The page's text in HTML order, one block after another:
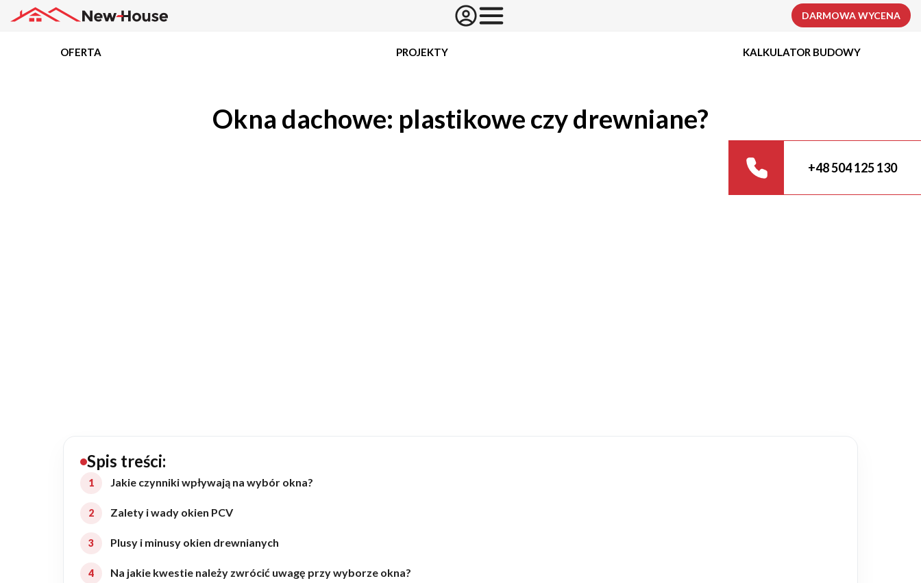
Rezydencje
Rozbudowa
Remonty
DARMOWA WYCENA
OFERTA PROJEKTY KALKULATOR BUDOWY
Okna dachowe: plastikowe czy drewniane?
+48 504 125 130
Spis treści:
Jakie czynniki wpływają na wybór okna?
Zalety i wady okien PCV
Plusy i minusy okien drewnianych
Na jakie kwestie należy zwrócić uwagę przy wyborze okna?